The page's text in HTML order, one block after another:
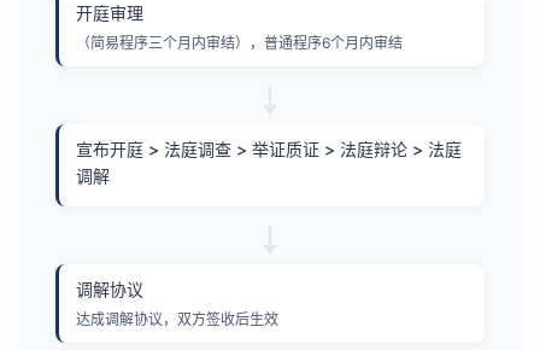
开庭审理
（简易程序三个月内审结），普通程序6个月内审结
宣布开庭 > 法庭调查 > 举证质证 > 法庭辩论 > 法庭
调解
调解协议
达成调解协议，双方签收后生效